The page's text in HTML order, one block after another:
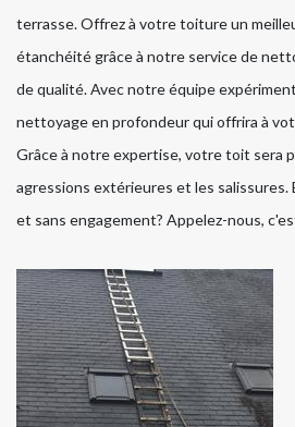
terrasse. Offrez à votre toiture un
étanchéité grâce à notre service de
de qualité. Avec notre équipe
nettoyage en profondeur qui offrira à
Grâce à notre expertise, votre toit sera
agressions extérieures et les salissures.
et sans engagement? Appelez-nous,